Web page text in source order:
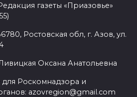
газеты «Приазовье»
Ростовская обл, г. Азов, ул.
Оксана Анатольевна
Роскомнадзора и
azovregion@gmail.com